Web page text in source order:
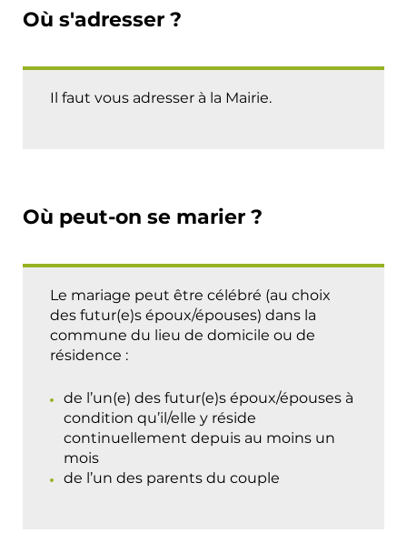
Où s'adresser ?
Il faut vous adresser à la Mairie.
Où peut-on se marier ?
Le mariage peut être célébré (au choix
des futur(e)s époux/épouses) dans la
commune du lieu de domicile ou de
résidence :
de l’un(e) des futur(e)s époux/épouses à
condition qu’il/elle y réside
continuellement depuis au moins un
mois
de l’un des parents du couple